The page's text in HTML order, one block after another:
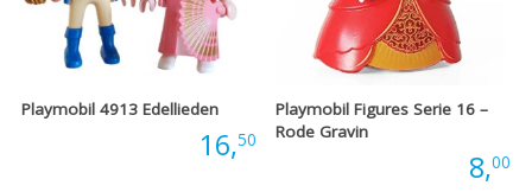
Playmobil 4913 Edellieden
16,50
Playmobil Figures Serie 16 –
Rode Gravin
8,00